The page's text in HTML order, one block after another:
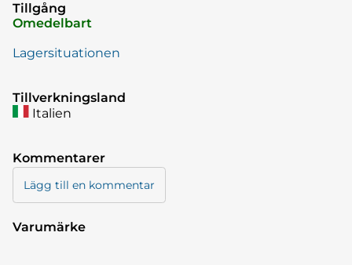
Tillgång
Omedelbart
Lagersituationen
Tillverkningsland
Italien
Kommentarer
Lägg till en kommentar
Varumärke